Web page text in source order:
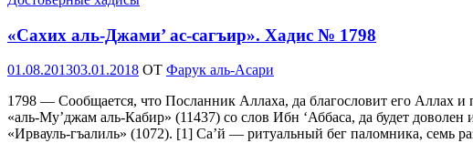
«Сахих аль-Джами’ ас-сагъир». Хадис № 1798
Опубликовано
01.08.201303.01.2018 OT Фарук аль-Асари
1798 — Сообщается, что Посланник Аллаха, да благословит его Аллах и
«аль-Му’джам аль-Кабир» (11437) со слов Ибн ‘Аббаса, да будет
«Ирвауль-гъалиль» (1072). [1] Са’й — ритуальный бег паломника, семь